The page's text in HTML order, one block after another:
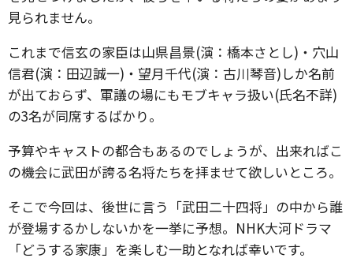
見られません。
これまで信玄の家臣は山県昌景(演：橋本さとし)・穴山
信君(演：田辺誠一)・望月千代(演：古川琴音)しか名前
が出ておらず、軍議の場にもモブキャラ扱い(氏名不詳)
の3名が同席するばかり。
予算やキャストの都合もあるのでしょうが、出来ればこ
の機会に武田が誇る名将たちを拝ませて欲しいところ。
そこで今回は、後世に言う「武田二十四将」の中から誰
が登場するかしないかを一挙に予想。NHK大河ドラマ
「どうする家康」を楽しむ一助となれば幸いです。